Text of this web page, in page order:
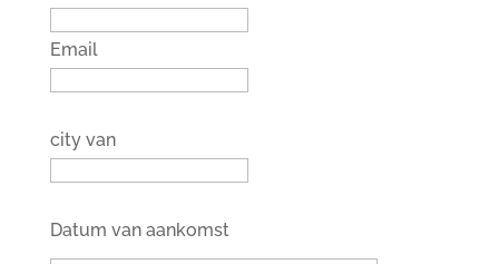
Email
city ​​van
Datum van aankomst